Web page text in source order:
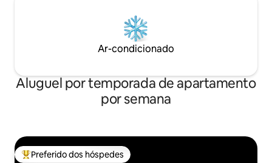
Ar-condicionado
Aluguel por temporada de apartamento
por semana
Entre os melhores preferidos dos hóspedes
Preferido dos hóspedes